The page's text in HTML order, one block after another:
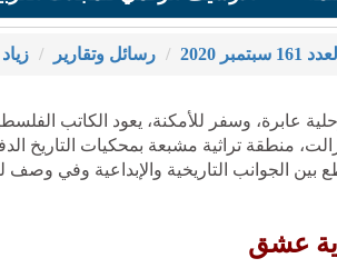
العدد 161 سبتمبر 2020 رسائل وتقارير
عابرة، وسفر للأمكنة، يعود الكاتب
منطقة تراثية مشبعة بمحكيات التاريخ
بين الجوانب التاريخية والإبداعية وفي وصف
عشق